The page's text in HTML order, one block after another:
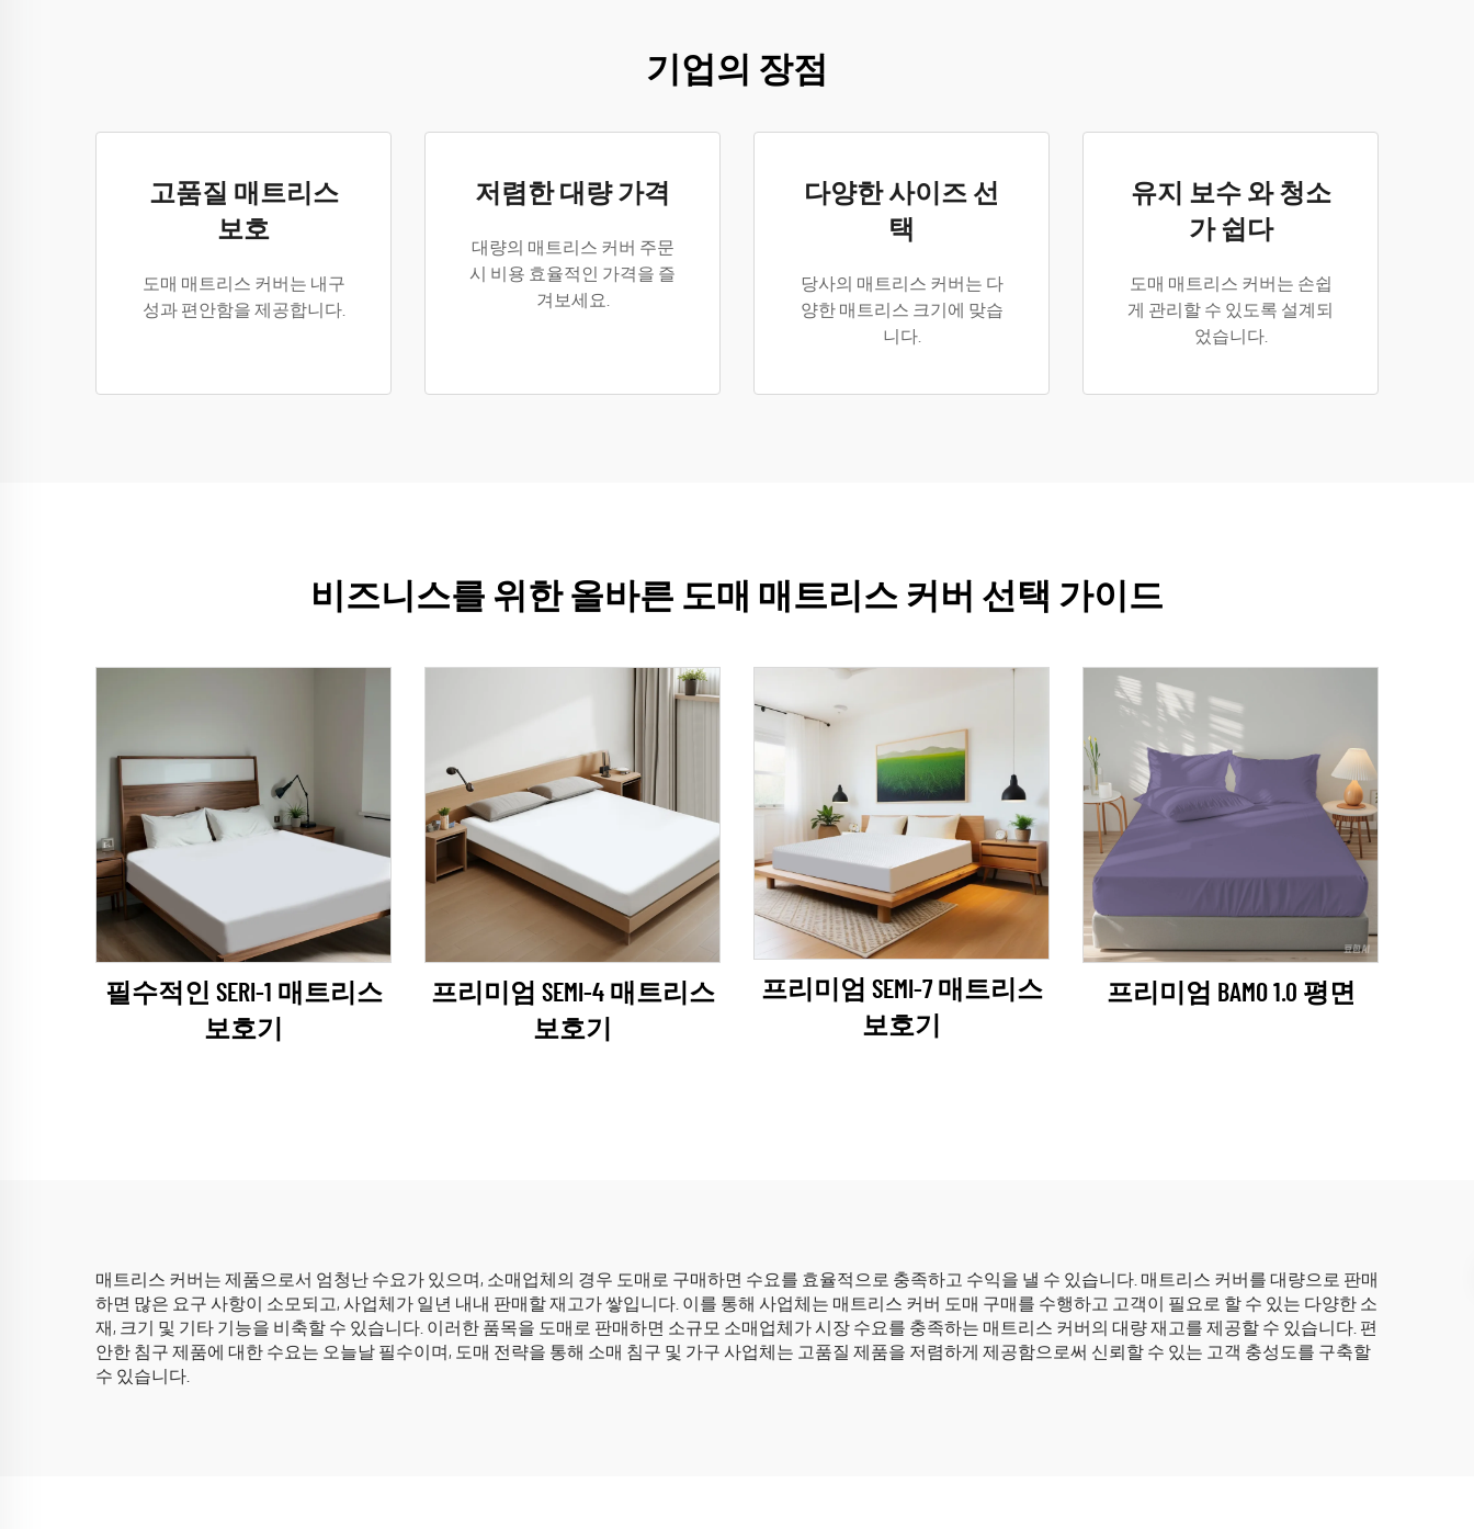
기업의 장점
고품질 매트리스
보호
도매 매트리스 커버는 내구
성과 편안함을 제공합니다.
저렴한 대량 가격
대량의 매트리스 커버 주문
시 비용 효율적인 가격을 즐
겨보세요.
다양한 사이즈 선
택
당사의 매트리스 커버는 다
양한 매트리스 크기에 맞습
니다.
유지 보수 와 청소
가 쉽다
도매 매트리스 커버는 손쉽
게 관리할 수 있도록 설계되
었습니다.
비즈니스를 위한 올바른 도매 매트리스 커버 선택 가이드
필수적인 SERI-1 매트리스
보호기
프리미엄 SEMI-4 매트리스
보호기
프리미엄 SEMI-7 매트리스
보호기
프리미엄 BAMO 1.0 평면
매트리스 커버는 제품으로서 엄청난 수요가 있으며, 소매업체의 경우 도매로 구매하면 수요를 효율적으로 충족하고 수익을 낼 수 있습니다. 매트리스 커버를 대량으로 판매
하면 많은 요구 사항이 소모되고, 사업체가 일년 내내 판매할 재고가 쌓입니다. 이를 통해 사업체는 매트리스 커버 도매 구매를 수행하고 고객이 필요로 할 수 있는 다양한 소
재, 크기 및 기타 기능을 비축할 수 있습니다. 이러한 품목을 도매로 판매하면 소규모 소매업체가 시장 수요를 충족하는 매트리스 커버의 대량 재고를 제공할 수 있습니다. 편
안한 침구 제품에 대한 수요는 오늘날 필수이며, 도매 전략을 통해 소매 침구 및 가구 사업체는 고품질 제품을 저렴하게 제공함으로써 신뢰할 수 있는 고객 충성도를 구축할
수 있습니다.